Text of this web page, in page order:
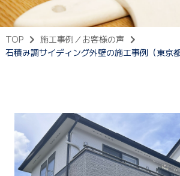
ニュース
お問い合わせ
TOP
施工事例／お客様の声
石積み調サイディング外壁の施工事例（東京